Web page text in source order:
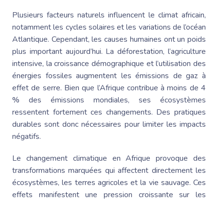
Plusieurs facteurs naturels influencent le climat africain,
notamment les cycles solaires et les variations de l’océan
Atlantique. Cependant, les causes humaines ont un poids
plus important aujourd’hui. La déforestation, l’agriculture
intensive, la croissance démographique et l’utilisation des
énergies fossiles augmentent les émissions de gaz à
effet de serre. Bien que l’Afrique contribue à moins de 4
% des émissions mondiales, ses écosystèmes
ressentent fortement ces changements. Des pratiques
durables sont donc nécessaires pour limiter les impacts
négatifs.
Le changement climatique en Afrique provoque des
transformations marquées qui affectent directement les
écosystèmes, les terres agricoles et la vie sauvage. Ces
effets manifestent une pression croissante sur les